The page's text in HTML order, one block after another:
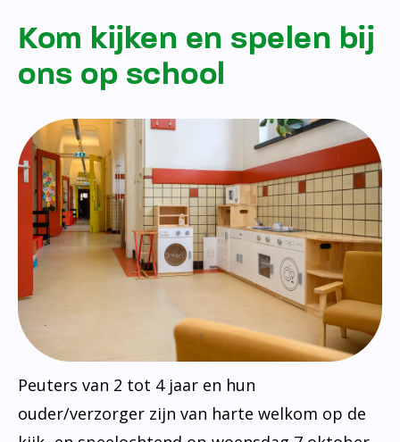
Kom kijken en spelen bij
ons op school
Peuters van 2 tot 4 jaar en hun
ouder/verzorger zijn van harte welkom op de